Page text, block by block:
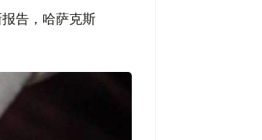
告，哈萨克斯